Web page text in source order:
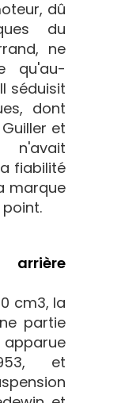
dû
du
ne
qu'au-
séduisit
dont
et
fiabilité
marque
cm3, la
partie
et